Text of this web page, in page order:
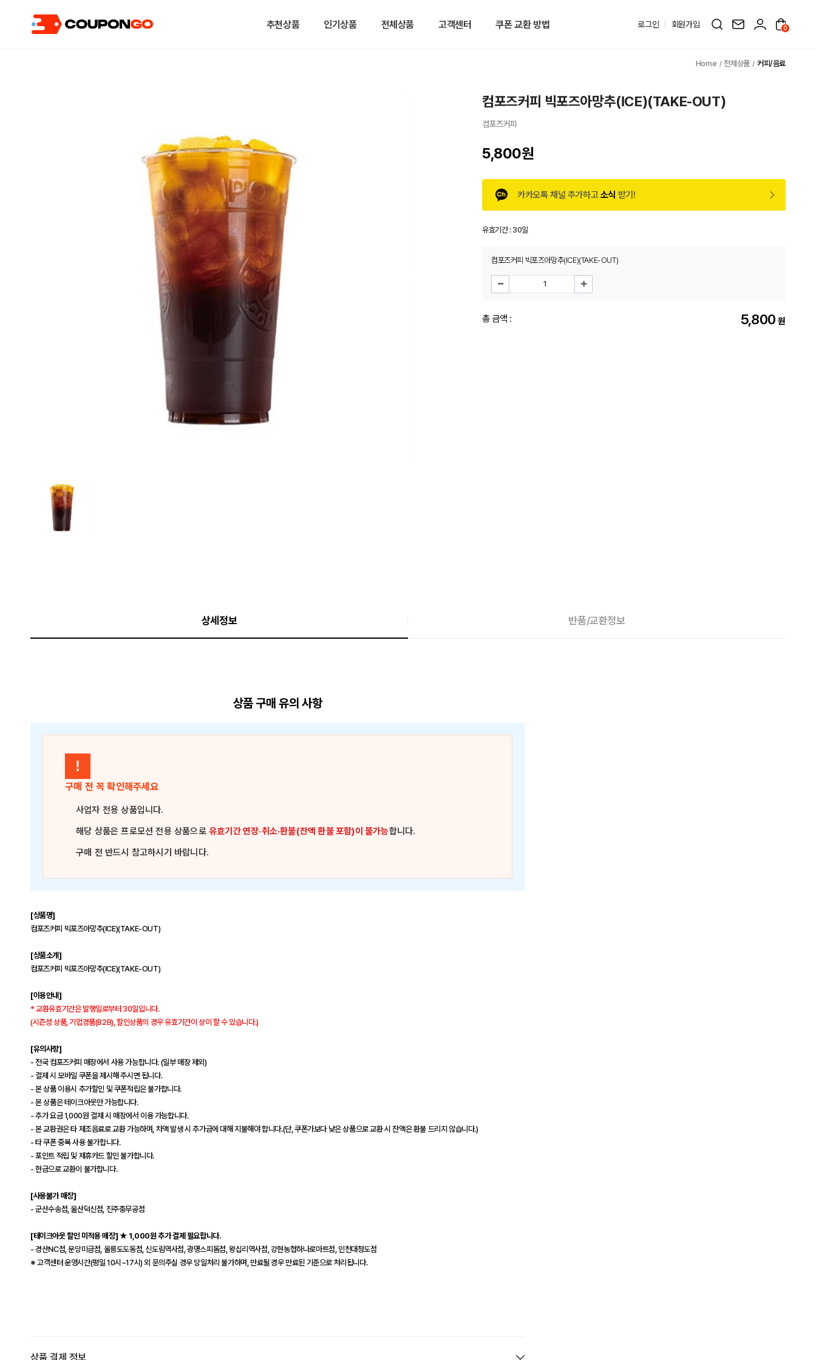
추천상품 인기상품 전체상품 고객센터 쿠폰 교환 방법 로그인 회원가입 0
전체상품 커피/음료
컴포즈커피 빅포즈아망추(ICE)(TAKE-OUT)
컴포즈커피
5,800원
카카오톡 채널 추가하고소식 받기!
유효기간 :30일
컴포즈커피 빅포즈아망추(ICE)(TAKE-OUT)
총 금액 : 5,800 원
상세정보 반품/교환정보
상품 구매 유의 사항
!
구매 전 꼭 확인해주세요
사업자 전용 상품입니다.
해당 상품은프로모션 전용 상품으로유효기간 연장·취소·환불(잔액 환불 포함)이 불가능합니다.
구매 전 반드시 참고하시기 바랍니다.
[상품명]
컴포즈커피 빅포즈아망추(ICE)(TAKE-OUT)
[상품소개]
컴포즈커피 빅포즈아망추(ICE)(TAKE-OUT)
[이용안내]
* 교환유효기간은 발행일로부터 30일입니다.
(시즌성 상품, 기업경품(B2B), 할인상품의 경우 유효기간이 상이 할 수 있습니다.)
[유의사항]
- 전국 컴포즈커피 매장에서 사용 가능합니다. (일부 매장 제외)
- 결제 시 모바일 쿠폰을 제시해 주시면 됩니다.
- 본 상품 이용시 추가할인 및 쿠폰적립은 불가합니다.
- 본 상품은 테이크아웃만 가능합니다.
- 추가 요금 1,000원 결제 시 매장에서 이용 가능합니다.
- 본 교환권은 타 제조음료로 교환 가능하며, 차액 발생 시 추가금에 대해 지불해야 합니다.(단, 쿠폰가보다 낮은 상품으로 교환 시 잔액은 환불 드리지 않습니다.)
- 타 쿠폰 중복 사용 불가합니다.
- 포인트 적립 및 제휴카드 할인 불가합니다.
- 현금으로 교환이 불가합니다.
[사용불가 매장]
- 군산수송점, 울산덕신점, 진주충무공점
[테이크아웃 할인 미적용 매장] ★ 1,000원 추가 결제 필요합니다.
- 경산NC점, 분당미금점, 울릉도도동점, 신도림역사점, 광명스피돔점, 왕십리역사점, 강현농협하나로마트점, 인천대청도점
※ 고객센터 운영시간(평일 10시~17시) 외 문의주실 경우 당일처리 불가하며, 만료될 경우 만료된 기준으로 처리됩니다.
상품 결제 정보